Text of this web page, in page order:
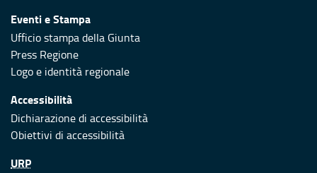
Eventi e Stampa
Ufficio stampa della Giunta
Press Regione
Logo e identità regionale
Accessibilità
Dichiarazione di accessibilità
Obiettivi di accessibilità
URP